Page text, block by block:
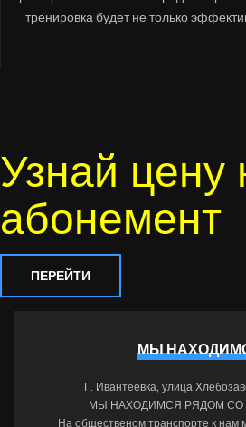
тренировка будет не только
Узнай цену
абонемент
ПЕРЕЙТИ
МЫ
Г. Ивантеевка, улица
МЫ НАХОДИМСЯ РЯДОМ СО
На общественом транспорте к нам